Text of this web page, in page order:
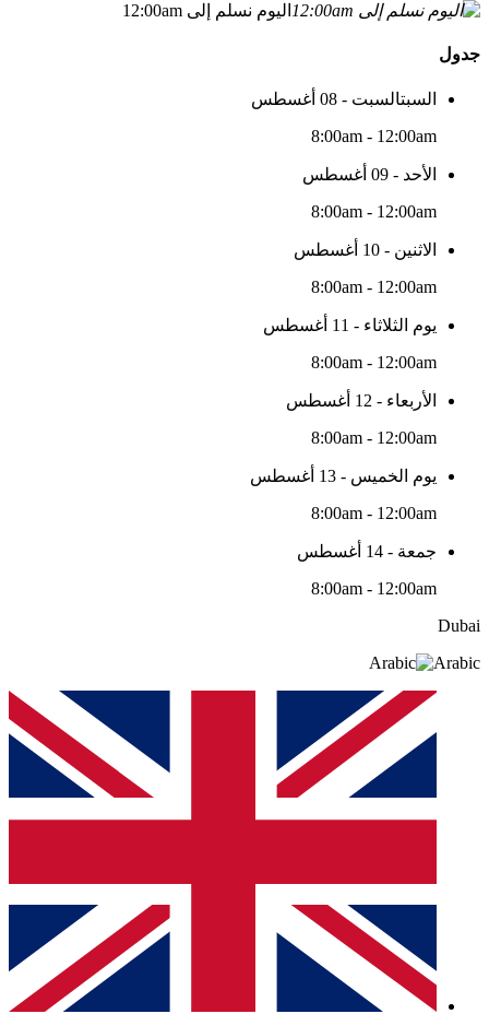
اليوم نسلم إلى 12:00am
جدول
السبتالسبت - 08 أغسطس
8:00am - 12:00am
الأحد - 09 أغسطس
8:00am - 12:00am
الاثنين - 10 أغسطس
8:00am - 12:00am
يوم الثلاثاء - 11 أغسطس
8:00am - 12:00am
الأربعاء - 12 أغسطس
8:00am - 12:00am
يوم الخميس - 13 أغسطس
8:00am - 12:00am
جمعة - 14 أغسطس
8:00am - 12:00am
Dubai
Arabic